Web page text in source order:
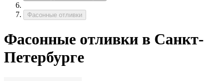
Фасонные отливки
Фасонные отливки в Санкт-
Петербурге